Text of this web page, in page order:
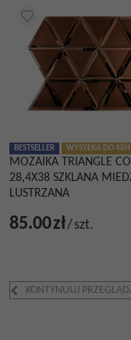
BESTSELLER WYSYŁKA DO 48H
MOZAIKA TRIANGLE
28,4X38 SZKLANA
LUSTRZANA
85.00zł/szt.
KONTYNUUJ